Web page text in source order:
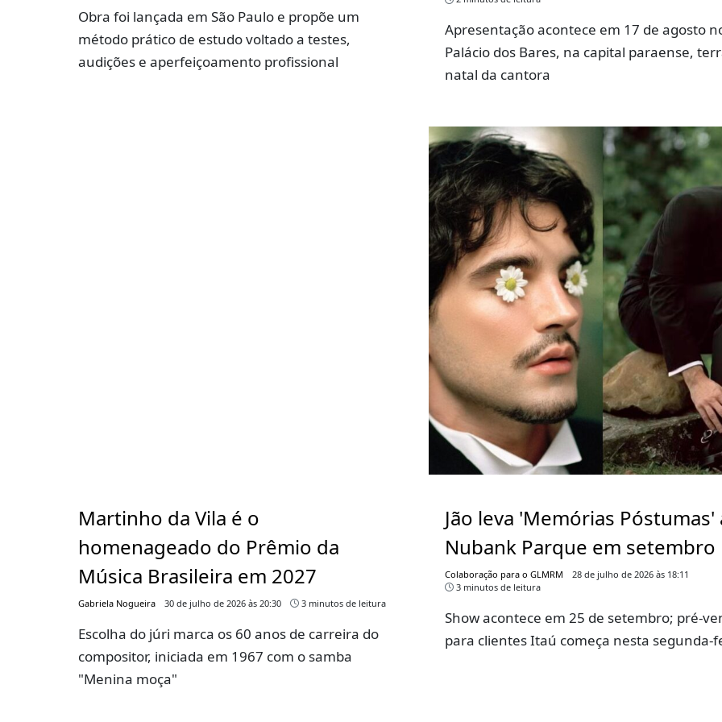
Obra foi lançada em São Paulo e propõe um
método prático de estudo voltado a testes,
audições e aperfeiçoamento profissional
Apresentação acontece em 17 de agosto
Palácio dos Bares, na capital paraense,
natal da cantora
Martinho da Vila é o
homenageado do Prêmio da
Música Brasileira em 2027
Gabriela Nogueira 30 de julho de 2026 às 20:30 3 minutos de leitura
Escolha do júri marca os 60 anos de carreira do
compositor, iniciada em 1967 com o samba
"Menina moça"
Jão leva 'Memórias Póstumas'
Nubank Parque em setembro
Colaboração para o GLMRM
28 de julho de 2026 às 18:11
3 minutos de leitura
Show acontece em 25 de setembro; pré-
para clientes Itaú começa nesta segunda-